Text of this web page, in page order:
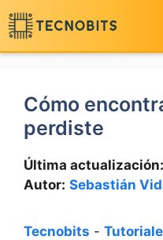
Saltar
al
contenido
Cómo
perdiste
Última actualización:
Autor: Sebastián
Tecnobits -